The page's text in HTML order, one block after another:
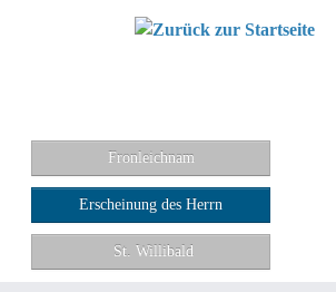
Fronleichnam
Erscheinung des Herrn
St. Willibald